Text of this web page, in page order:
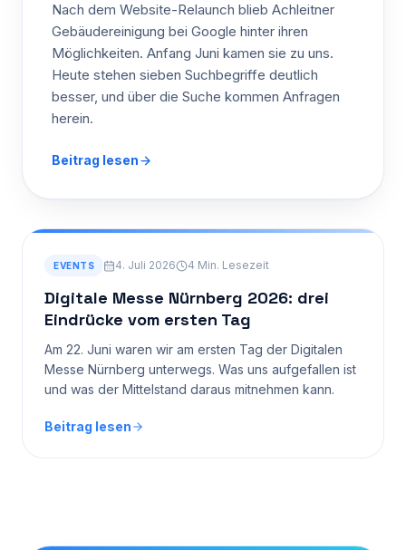
Nach dem Website-Relaunch blieb Achleitner
Gebäudereinigung bei Google hinter ihren
Möglichkeiten. Anfang Juni kamen sie zu uns.
Heute stehen sieben Suchbegriffe deutlich
besser, und über die Suche kommen Anfragen
herein.
Beitrag lesen
EVENTS 4. Juli 2026 4 Min. Lesezeit
Digitale Messe Nürnberg 2026: drei
Eindrücke vom ersten Tag
Am 22. Juni waren wir am ersten Tag der Digitalen
Messe Nürnberg unterwegs. Was uns aufgefallen ist
und was der Mittelstand daraus mitnehmen kann.
Beitrag lesen